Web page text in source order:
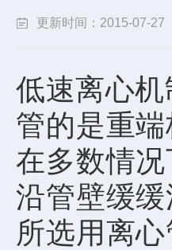
更新时间：2015-07-27
低速离心
管的是重
在多数情
沿管壁缓
所选用离